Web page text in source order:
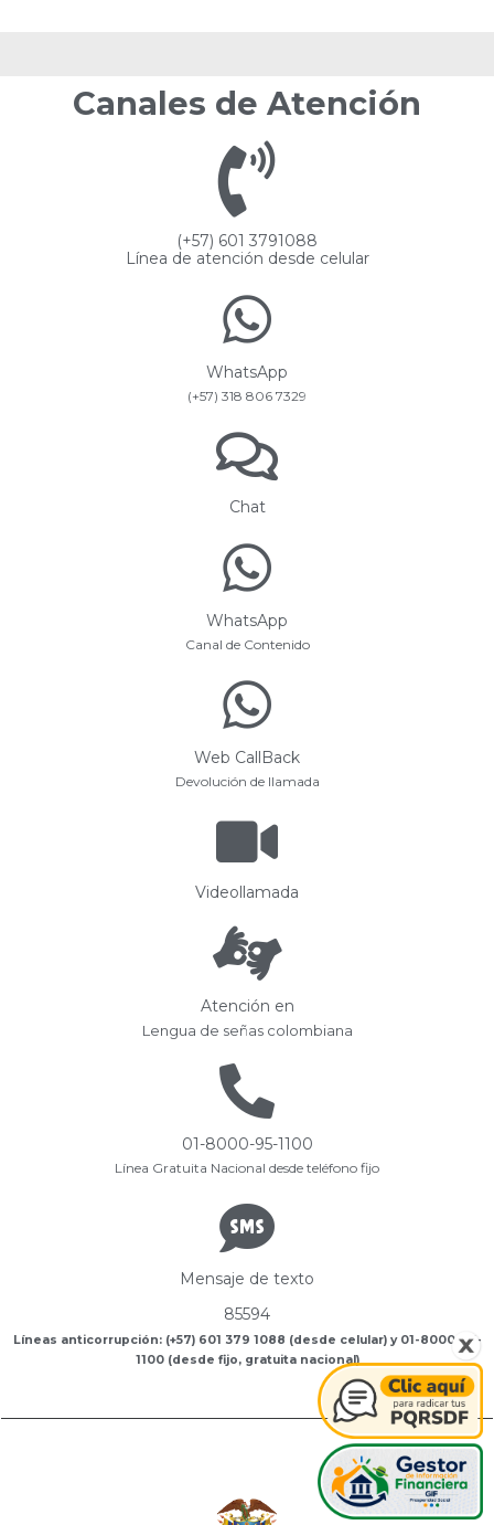
Canales de Atención
(+57) 601 3791088
Línea de atención desde celular
WhatsApp
(+57) 318 806 7329
Chat
WhatsApp
Canal de Contenido
Web CallBack
Devolución de llamada
Videollamada
Atención en
Lengua de señas colombiana
01-8000-95-1100
Línea Gratuita Nacional desde teléfono fijo
Mensaje de texto
85594
Líneas anticorrupción: (+57) 601 379 1088 (desde celular) y 01-8000-95-
1100 (desde fijo, gratuita nacional)